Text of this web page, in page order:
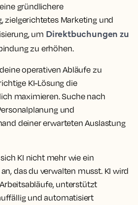
gründlichere
zielgerichtetes Marketing und
um Direktbuchungen zu
zu erhöhen.
operativen Abläufe zu
KI-Lösung die
maximieren. Suche nach
und
deiner erwarteten Auslastung
KI nicht mehr wie ein
das du verwalten musst. KI wird
unterstützt
und automatisiert